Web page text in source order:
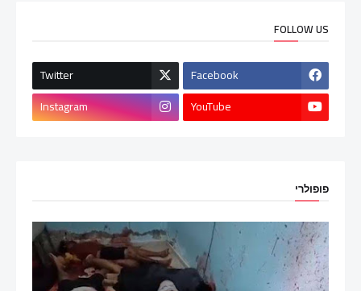
FOLLOW US
Facebook
Twitter
YouTube
Instagram
פופולרי